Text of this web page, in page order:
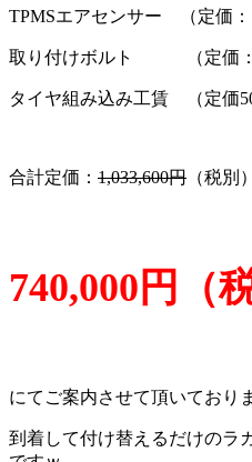
TPMSエアセンサー （定価：
取り付けボルト （定価：
タイヤ組み込み工賃 （定価
合計定価： 1,033,600円 （税別
740,000円（
にてご案内させて頂いており
到着して付け替えるだけのラ